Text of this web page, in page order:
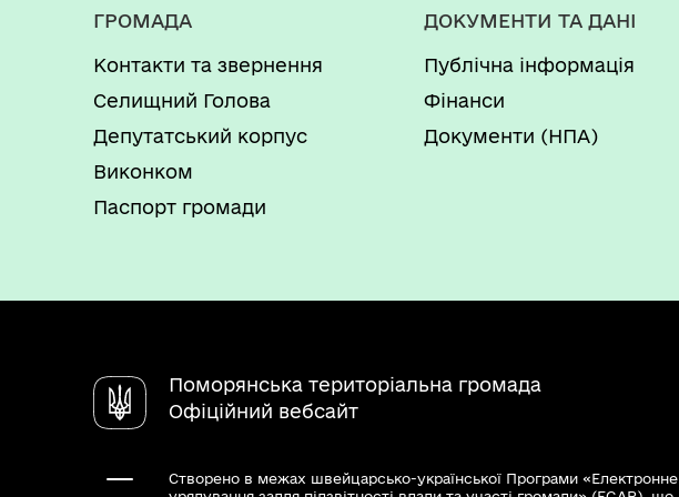
ГРОМАДА
Контакти та звернення
Селищний Голова
Депутатський корпус
Виконком
Паспорт громади
ДОКУМЕНТИ ТА ДАНІ
Публічна інформація
Фінанси
Документи (НПА)
Поморянська територіальна громада
Офіційний вебсайт
Створено в межах швейцарсько-української Програми «Електронне